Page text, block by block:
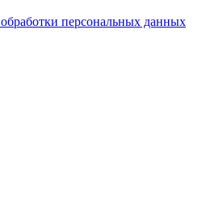
персональных данных